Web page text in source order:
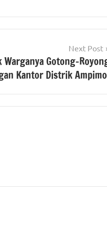
Next Post
Warganya Gotong-
Kantor Distrik